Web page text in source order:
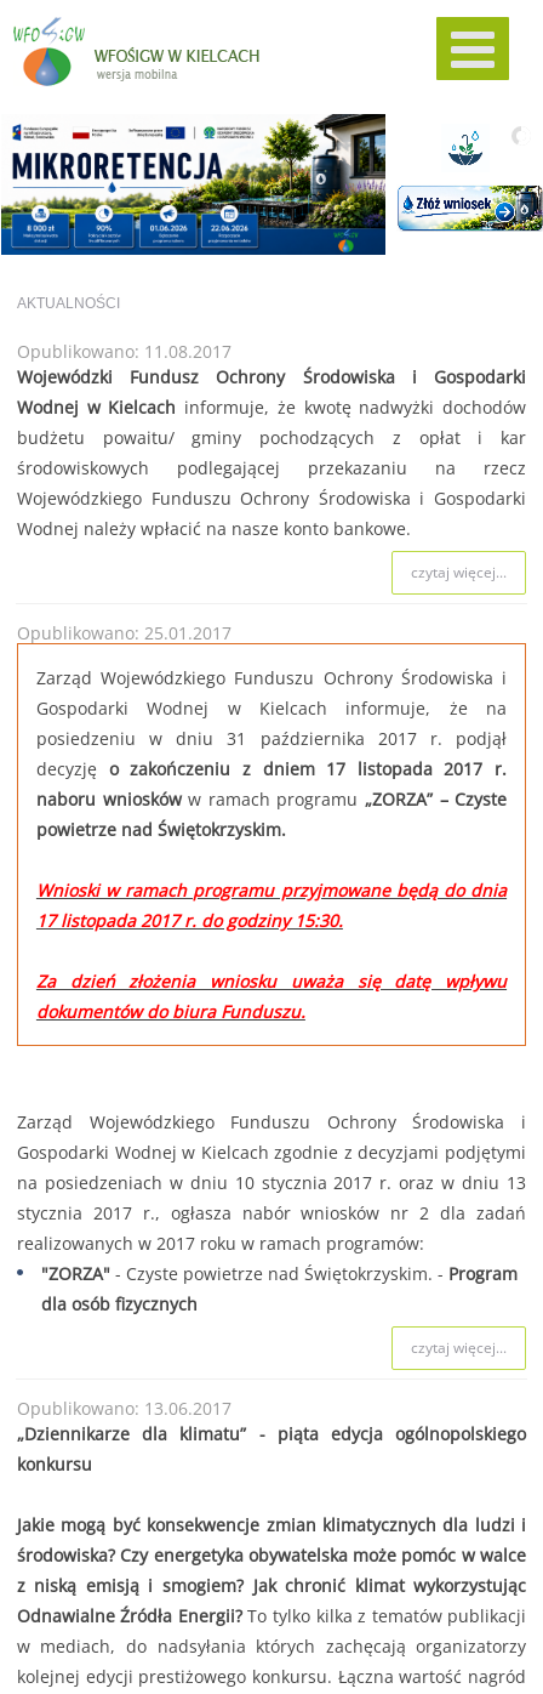
AKTUALNOŚCI
Opublikowano: 11.08.2017
Wojewódzki Fundusz Ochrony Środowiska i Gospodarki
Wodnej w Kielcach informuje, że kwotę nadwyżki dochodów
budżetu powaitu/ gminy pochodzących z opłat i kar
środowiskowych podlegającej przekazaniu na rzecz
Wojewódzkiego Funduszu Ochrony Środowiska i Gospodarki
Wodnej należy wpłacić na nasze konto bankowe.
czytaj więcej...
Opublikowano: 25.01.2017
Zarząd Wojewódzkiego Funduszu Ochrony Środowiska i
Gospodarki Wodnej w Kielcach informuje, że na
posiedzeniu w dniu 31 października 2017 r. podjął
decyzję o zakończeniu z dniem 17 listopada 2017 r.
naboru wnioskóww ramach programu „ZORZA” – Czyste
powietrze nad Świętokrzyskim.
Wnioski w ramach programu przyjmowane będą do dnia
17 listopada 2017 r. do godziny 15:30.
Za dzień złożenia wniosku uważa się datę wpływu
dokumentów do biura Funduszu.
Zarząd Wojewódzkiego Funduszu Ochrony Środowiska i
Gospodarki Wodnej w Kielcach zgodnie z decyzjami podjętymi
na posiedzeniach w dniu 10 stycznia 2017 r. oraz w dniu 13
stycznia 2017 r., ogłasza nabór wniosków nr 2 dla zadań
realizowanych w 2017 roku w ramach programów:
"ZORZA"- Czyste powietrze nad Świętokrzyskim. - Program
dla osób fizycznych
czytaj więcej...
Opublikowano: 13.06.2017
„Dziennikarze dla klimatu” - piąta edycja ogólnopolskiego
konkursu
Jakie mogą być konsekwencje zmian klimatycznych dla ludzi i
środowiska? Czy energetyka obywatelska może pomóc w walce
z niską emisją i smogiem? Jak chronić klimat wykorzystując
Odnawialne Źródła Energii?To tylko kilka z tematów publikacji
w mediach, do nadsyłania których zachęcają organizatorzy
kolejnej edycji prestiżowego konkursu. Łączna wartość nagród